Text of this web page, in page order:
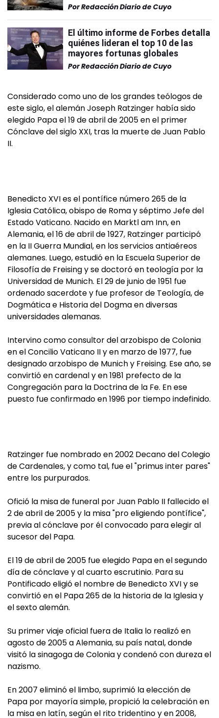
PorRedacción Diario de Cuyo
El último informe de Forbes detalla
quiénes lideran el top 10 de las
mayores fortunas globales
PorRedacción Diario de Cuyo
Considerado como uno de los grandes teólogos de
este siglo, el alemán Joseph Ratzinger había sido
elegido Papa el 19 de abril de 2005 en el primer
Cónclave del siglo XXI, tras la muerte de Juan Pablo
II.
Benedicto XVI es el pontífice número 265 de la
Iglesia Católica, obispo de Roma y séptimo Jefe del
Estado Vaticano. Nacido en Marktl am Inn, en
Alemania, el 16 de abril de 1927, Ratzinger participó
en la II Guerra Mundial, en los servicios antiaéreos
alemanes. Luego, estudió en la Escuela Superior de
Filosofía de Freising y se doctoró en teología por la
Universidad de Munich. El 29 de junio de 1951 fue
ordenado sacerdote y fue profesor de Teología, de
Dogmática e Historia del Dogma en diversas
universidades alemanas.
Intervino como consultor del arzobispo de Colonia
en el Concilio Vaticano II y en marzo de 1977, fue
designado arzobispo de Munich y Freising. Ese año, se
convirtió en cardenal y en 1981 prefecto de la
Congregación para la Doctrina de la Fe. En ese
puesto fue confirmado en 1996 por tiempo indefinido.
Ratzinger fue nombrado en 2002 Decano del Colegio
de Cardenales, y como tal, fue el "primus inter pares"
entre los purpurados.
Ofició la misa de funeral por Juan Pablo II fallecido el
2 de abril de 2005 y la misa "pro eligiendo pontífice",
previa al cónclave por él convocado para elegir al
sucesor del Papa.
El 19 de abril de 2005 fue elegido Papa en el segundo
día de cónclave y al cuarto escrutinio. Para su
Pontificado eligió el nombre de Benedicto XVI y se
convirtió en el Papa 265 de la historia de la Iglesia y
el sexto alemán.
Su primer viaje oficial fuera de Italia lo realizó en
agosto de 2005 a Alemania, su país natal, donde
visitó la sinagoga de Colonia y condenó con dureza el
nazismo.
En 2007 eliminó el limbo, suprimió la elección de
Papa por mayoría simple, propició la celebración en
la misa en latín, según el rito tridentino y en 2008,